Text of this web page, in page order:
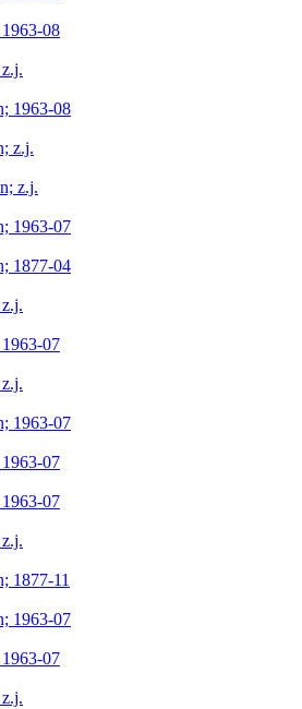
08
1963-08
z.j.
z.j.
1963-07
1877-04
07
1963-07
07
07
1877-11
1963-07
07